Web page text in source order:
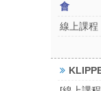
會
線上課程